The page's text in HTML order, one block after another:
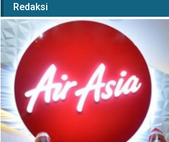
Redaksi